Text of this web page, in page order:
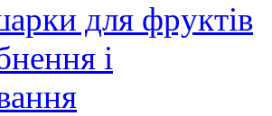
для фруктів
і